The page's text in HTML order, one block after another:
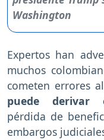
Expertos han
muchos
cometen errores
puede derivar
pérdida de
embargos